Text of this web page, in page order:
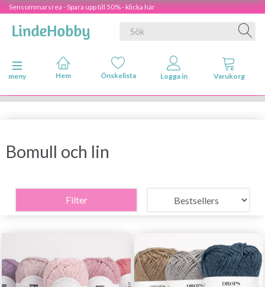
Sensommarsrea - Spara upp till 50% - klicka här
Ändra navigering
meny
Bomull och lin
Filter